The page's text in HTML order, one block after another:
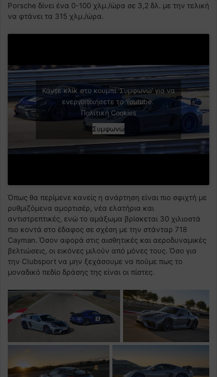
Porsche δίνει ένα 0-100 χλμ./ώρα σε 3,2 δλ. με την τελική
να φτάνει τα 315 χλμ./ώρα.
Κάντε κλικ στο κουμπί 'Συμφωνώ' για να
ενεργοποιήσετε το Youtube.
Πολιτική Cookies
Συμφωνώ
Όπως θα περίμενε κανείς η ανάρτηση είναι πιο σφιχτή με
ρυθμιζόμενα αμορτισέρ, νέα ελατήρια και
αντιστρεπτικές, ενώ το αμάξωμα βρίσκεται 30 χιλιοστά
πιο κοντά στο έδαφος σε σχέση με την στάνταρ 718
Cayman. Όσον αφορά στις αισθητικές και αεροδυναμικές
βελτιώσεις, οι εικόνες μιλούν από μόνες τους. Όσο για
την Clubsport να μην ξεχάσουμε να πούμε πως το
μοναδικό πεδίο δράσης της είναι οι πίστες.